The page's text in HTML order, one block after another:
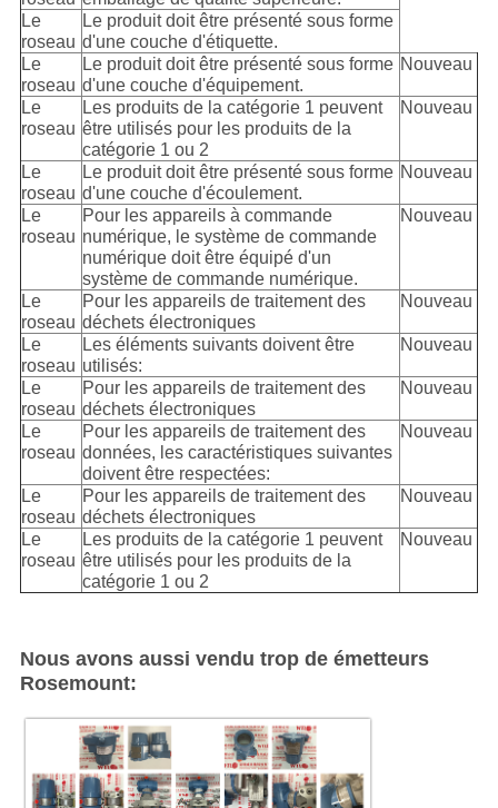
Le
roseau
Le produit doit être présenté sous forme
d'une couche d'étiquette.
Le
roseau
Le produit doit être présenté sous forme
d'une couche d'équipement.
Nouveau
Le
roseau
Les produits de la catégorie 1 peuvent
être utilisés pour les produits de la
catégorie 1 ou 2
Nouveau
Le
roseau
Le produit doit être présenté sous forme
d'une couche d'écoulement.
Nouveau
Le
roseau
Pour les appareils à commande
numérique, le système de commande
numérique doit être équipé d'un
système de commande numérique.
Nouveau
Le
roseau
Pour les appareils de traitement des
déchets électroniques
Nouveau
Le
roseau
Les éléments suivants doivent être
utilisés:
Nouveau
Le
roseau
Pour les appareils de traitement des
déchets électroniques
Nouveau
Le
roseau
Pour les appareils de traitement des
données, les caractéristiques suivantes
doivent être respectées:
Nouveau
Le
roseau
Pour les appareils de traitement des
déchets électroniques
Nouveau
Le
roseau
Les produits de la catégorie 1 peuvent
être utilisés pour les produits de la
catégorie 1 ou 2
Nouveau
Nous avons aussi vendu trop de émetteurs
Rosemount: